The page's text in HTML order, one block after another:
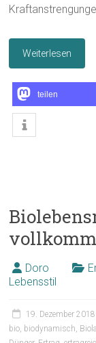
Weiterlesen
teilen
Doro
Lebensstil
19. Dezember 2018
bio, biodynamisch,